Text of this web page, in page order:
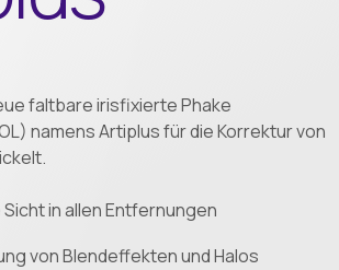
faltbare irisfixierte Phake
namens Artiplus für die Korrektur von
in allen Entfernungen
von Blendeffekten und Halos